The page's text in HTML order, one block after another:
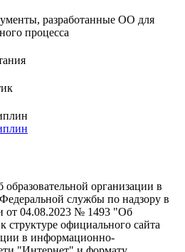
разработанные ОО для
процесса
организации в
службы по надзору в
от 04.08.2023 № 1493 "Об
структуре официального сайта
в информационно-